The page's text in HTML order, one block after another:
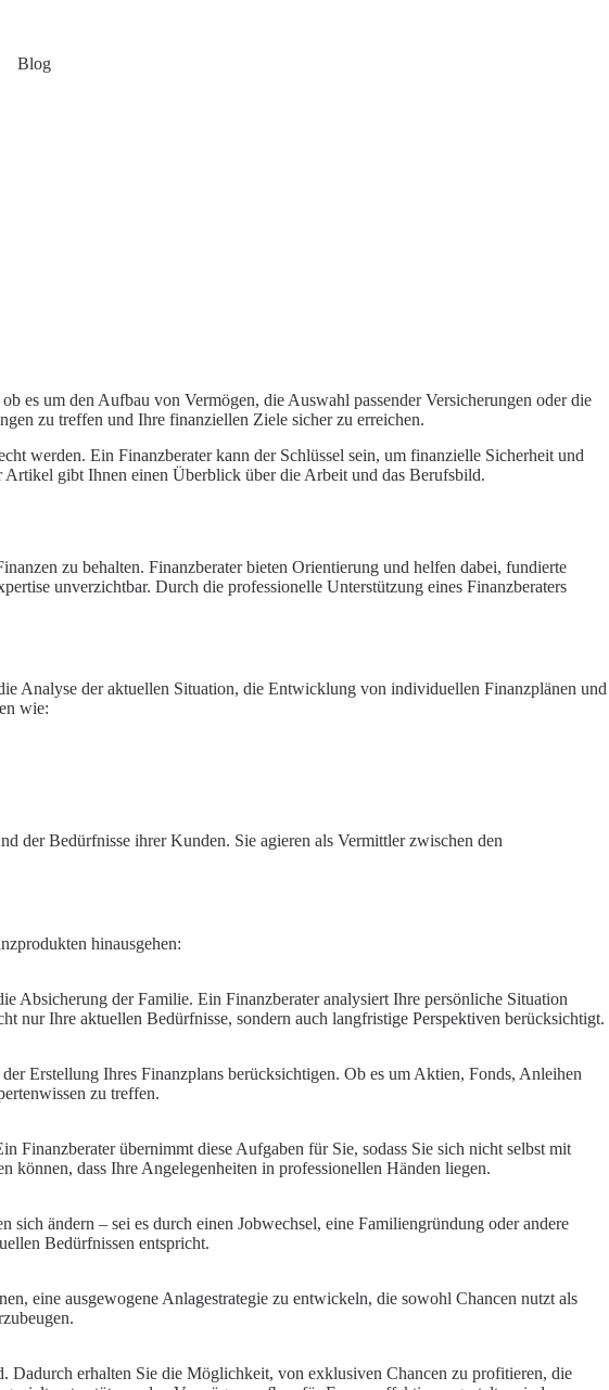
Blog
es um den Aufbau von Vermögen, die Auswahl passenderVersicherungen oder die
zu treffen und Ihre finanziellen Ziele sicher zu erreichen.
werden. Ein Finanzberater kann der Schlüssel sein, um finanzielle Sicherheit und
Artikel gibt Ihnen einen Überblick über die Arbeit und das Berufsbild.
zu behalten. Finanzberater bieten Orientierung und helfen dabei, fundierte
unverzichtbar. Durch die professionelle Unterstützung eines Finanzberaters
Analyse der aktuellen Situation, die Entwicklung von individuellen Finanzplänen und
wie:
der Bedürfnisse ihrer Kunden. Sie agieren als Vermittler zwischen den
hinausgehen:
Absicherung der Familie. Ein Finanzberater analysiert Ihre persönliche Situation
nur Ihre aktuellen Bedürfnisse, sondern auch langfristige Perspektiven berücksichtigt.
Erstellung Ihres Finanzplans berücksichtigen. Ob es um Aktien, Fonds, Anleihen
zu treffen.
übernimmt diese Aufgaben für Sie, sodass Sie sich nicht selbst mit
können, dass Ihre Angelegenheiten in professionellen Händen liegen.
ändern – sei es durch einen Jobwechsel, eine Familiengründung oder andere
Bedürfnissen entspricht.
eine ausgewogene Anlagestrategie zu entwickeln, die sowohl Chancen nutzt als
erhalten Sie die Möglichkeit, von exklusiven Chancen zu profitieren, die